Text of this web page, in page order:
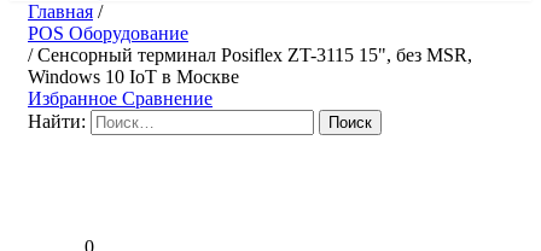
Главная /
POS Оборудование
/Сенсорный терминал Posiflex ZT-3115 15", без MSR,
Windows 10 IoT в Москве
Избранное Сравнение
Найти:
0